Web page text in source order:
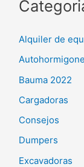
Alquiler de
Bauma 2022
Cargadoras
Consejos
Dumpers
Excavadoras